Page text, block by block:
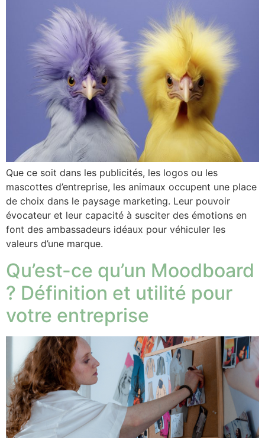
Que ce soit dans les publicités, les logos ou les
mascottes d’entreprise, les animaux occupent une place
de choix dans le paysage marketing. Leur pouvoir
évocateur et leur capacité à susciter des émotions en
font des ambassadeurs idéaux pour véhiculer les
valeurs d’une marque.
Qu’est-ce qu’un Moodboard
? Définition et utilité pour
votre entreprise